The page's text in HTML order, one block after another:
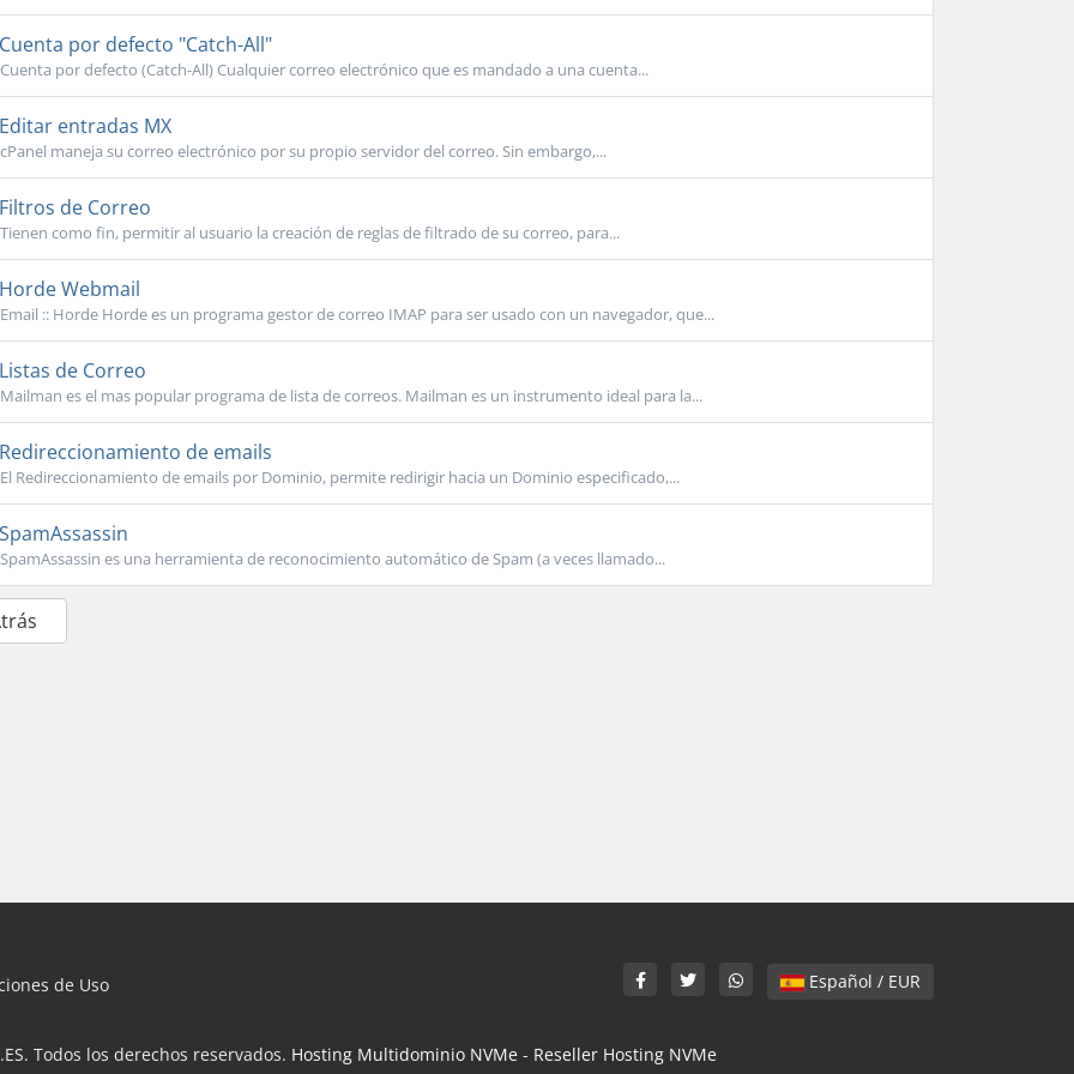
por defecto "Catch-All"
Cuenta por defecto (Catch-All) Cualquier correo electrónico que es mandado a una cuenta...
entradas MX
cPanel maneja su correo electrónico por su propio servidor del correo. Sin embargo,...
de Correo
Tienen como fin, permitir al usuario la creación de reglas de filtrado de su correo, para...
Webmail
Email :: Horde Horde es un programa gestor de correo IMAP para ser usado con un navegador, que...
de Correo
Mailman es el mas popular programa de lista de correos. Mailman es un instrumento ideal para la...
de emails
El Redireccionamiento de emails por Dominio, permite redirigir hacia un Dominio especificado,...
SpamAssassin es una herramienta de reconocimiento automático de Spam (a veces llamado...
Español / EUR
de Uso
Todos los derechos reservados. Hosting Multidominio NVMe - Reseller Hosting NVMe